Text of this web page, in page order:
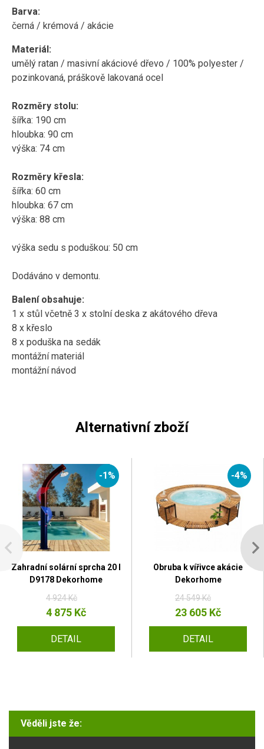
Barva:
černá / krémová / akácie
Materiál:
umělý ratan / masivní akáciové dřevo / 100% polyester /
pozinkovaná, práškově lakovaná ocel
Rozměry stolu:
šířka: 190 cm
hloubka: 90 cm
výška: 74 cm
Rozměry křesla:
šířka: 60 cm
hloubka: 67 cm
výška: 88 cm
výška sedu s poduškou: 50 cm
Dodáváno v demontu.
Balení obsahuje:
1 x stůl včetně 3 x stolní deska z akátového dřeva
8 x křeslo
8 x poduška na sedák
montážní materiál
montážní návod
Alternativní zboží
-1%
Zahradní solární sprcha 20 l
D9178 Dekorhome
4 924 Kč
4 875 Kč
DETAIL
-4%
Obruba k vířivce akácie
Dekorhome
24 549 Kč
23 605 Kč
DETAIL
Věděli jste že: